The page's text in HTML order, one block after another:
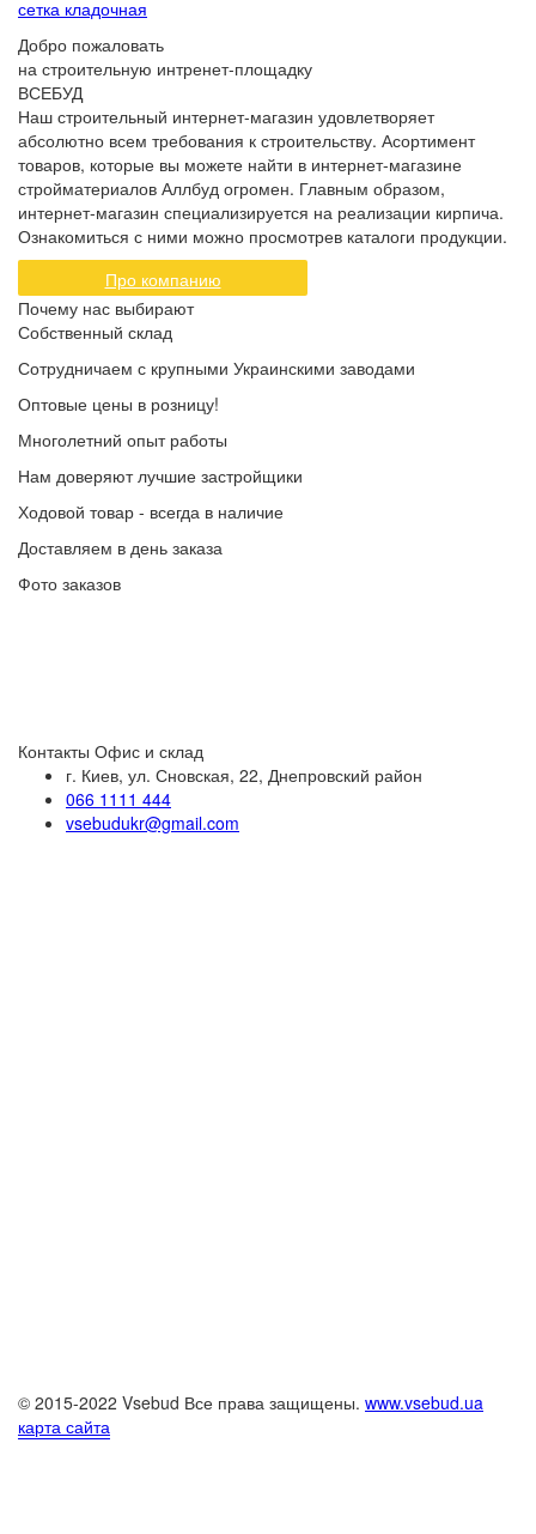
сетка кладочная
Добро пожаловать
на строительную интренет-площадку
ВСЕБУД
Наш строительный интернет-магазин удовлетворяет
абсолютно всем требования к строительству. Асортимент
товаров, которые вы можете найти в интернет-магазине
стройматериалов Аллбуд огромен. Главным образом,
интернет-магазин специализируется на реализации кирпича.
Ознакомиться с ними можно просмотрев каталоги продукции.
Про компанию
Почему нас выбирают
Собственный склад
Сотрудничаем с крупными Украинскими заводами
Оптовые цены в розницу!
Многолетний опыт работы
Нам доверяют лучшие застройщики
Ходовой товар - всегда в наличие
Доставляем в день заказа
Фото заказов
Контакты Офис и склад
г. Киев, ул. Сновская, 22, Днепровский район
066 1111 444
vsebudukr@gmail.com
© 2015-2022 Vsebud Все права защищены. www.vsebud.ua
карта сайта